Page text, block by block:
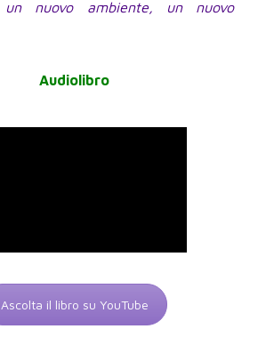
un nuovo ambiente, un nuovo
Audiolibro
Ascolta il libro su YouTube